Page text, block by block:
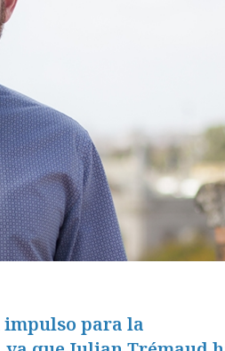
impulso para la